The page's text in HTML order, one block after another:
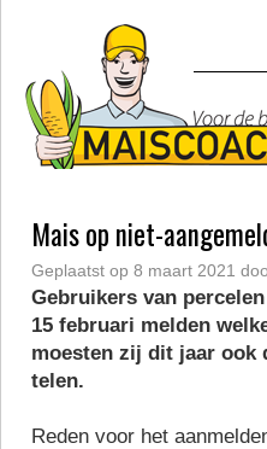
Mais op niet-
Geplaatst op 8 maart 2021
Gebruikers van
15 februari melden
moesten zij dit jaar ook
telen.
Reden voor het